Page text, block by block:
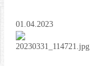
01.04.2023